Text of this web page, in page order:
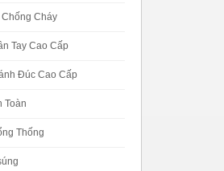
Cháy
Tay Cao Cấp
Đúc Cao Cấp
Toàn
Thống